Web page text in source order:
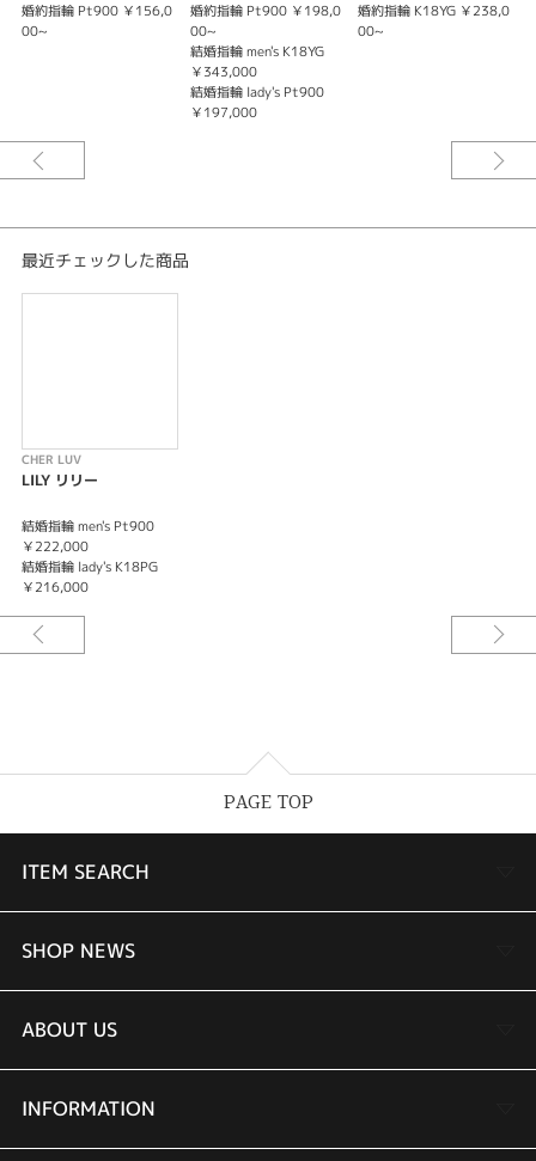
結婚指輪 アンティーク
メンズ
紹介文
※価格は税込みになります。
婚約指輪 Pt900 ￥156,0
00~
婚約指輪 Pt900 ￥198,0
00~
結婚指輪 men's K18YG
￥343,000
結婚指輪 lady's Pt900
￥197,000
婚約指輪 K18YG ￥238,0
00~
最近チェックした商品
CHER LUV
LILY リリー
結婚指輪 men's Pt900
￥222,000
結婚指輪 lady's K18PG
￥216,000
PAGE TOP
ITEM SEARCH
婚約指輪
結婚指輪
セットリング
SHOP NEWS
TAKEUCHI BRIDAL金沢本店情報
商品一覧
ABOUT US
会社概要
INFORMATION